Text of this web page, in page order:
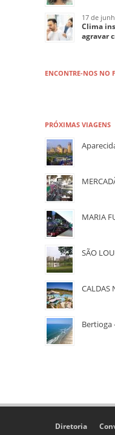
17 de
Clima
agravar
ENCONTRE-NOS NO
PRÓXIMAS VIAGENS
MARIA
SÃO
CALDAS
Bertioga
Diretoria